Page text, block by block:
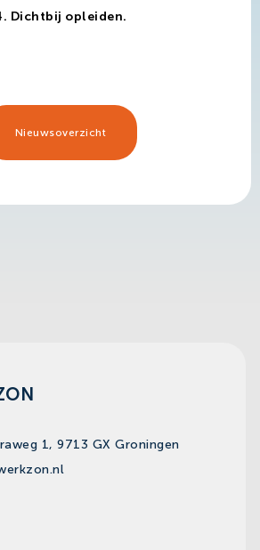
Dichtbij opleiden.
Nieuwsoverzicht
1, 9713 GX Groningen